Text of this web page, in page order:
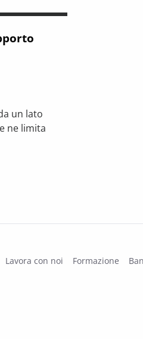
un lato
ne limita
Lavora con noi Formazione